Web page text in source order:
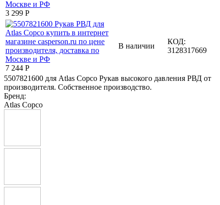
3 299 Р
7 244 Р
В наличии
КОД:
3128317669
5507821600 для Atlas Copco Рукав высокого давления РВД от
производителя. Собственное производство.
Бренд:
Atlas Copco